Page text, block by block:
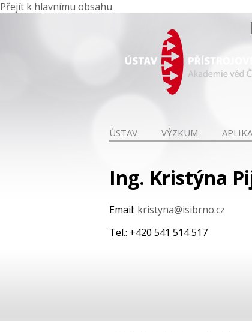
Přejít k hlavnímu obsahu
ÚSTAV VÝZKUM
Ing. Kristýna
Email: kristyna@isibrno.cz
Tel.: +420 541 514 517